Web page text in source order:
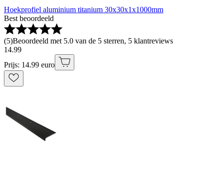
Hoekprofiel aluminium titanium 30x30x1x1000mm
Best beoordeeld
(5)Beoordeeld met 5.0 van de 5 sterren, 5 klantreviews
14.99
Prijs: 14.99 euro